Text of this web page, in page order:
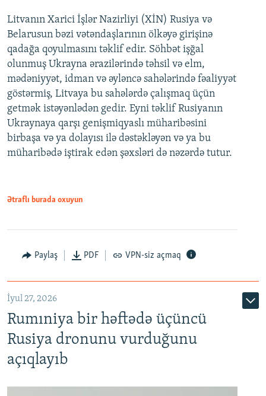
Litvanın Xarici İşlər Nazirliyi (XİN) Rusiya və
Belarusun bəzi vətəndaşlarının ölkəyə girişinə
qadağa qoyulmasını təklif edir. Söhbət işğal
olunmuş Ukrayna ərazilərində təhsil və elm,
mədəniyyət, idman və əyləncə sahələrində fəaliyyət
göstərmiş, Litvaya bu sahələrdə çalışmaq üçün
getmək istəyənlədən gedir. Eyni təklif Rusiyanın
Ukraynaya qarşı genişmiqyaslı müharibəsini
birbaşa və ya dolayısı ilə dəstəkləyən və ya bu
müharibədə iştirak edən şəxsləri də nəzərdə tutur.
Ətraflı burada oxuyun
Paylaş PDF VPN-siz açmaq
İyul 27, 2026
Rumıniya bir həftədə üçüncü
Rusiya dronunu vurduğunu
açıqlayıb